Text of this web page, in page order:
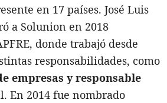
en 17 países. José Luis
a Solunion en 2018
donde trabajó desde
responsabilidades, como
empresas y responsable
l. En 2014 fue nombrado